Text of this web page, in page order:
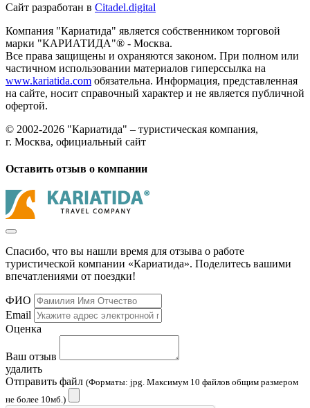
Сайт разработан в Citadel.digital
Компания "Кариатида" является собственником торговой
марки "КАРИАТИДА"® - Москва.
Все права защищены и охраняются законом. При полном или
частичном использовании материалов гиперссылка на
www.kariatida.com обязательна. Информация, представленная
на сайте, носит справочный характер и не является публичной
офертой.
© 2002-2026 "Кариатида" – туристическая компания,
г. Москва, официальный сайт
Оставить отзыв о компании
Спасибо, что вы нашли время для отзыва о работе
туристической компании «Кариатида». Поделитесь вашими
впечатлениями от поездки!
ФИО
Email
Оценка
Ваш отзыв
удалить
Отправить файл (Форматы: jpg. Максимум 10 файлов общим размером
не более 10мб.)